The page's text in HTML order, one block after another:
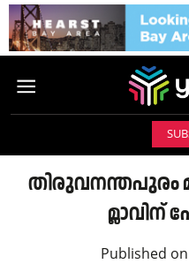
തിരുവനന്തപുരം
മ്ലാവിന്
Published